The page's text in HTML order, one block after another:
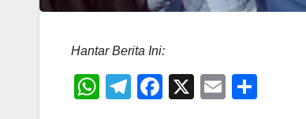
Hantar Berita Ini:
W
T
F
X
E